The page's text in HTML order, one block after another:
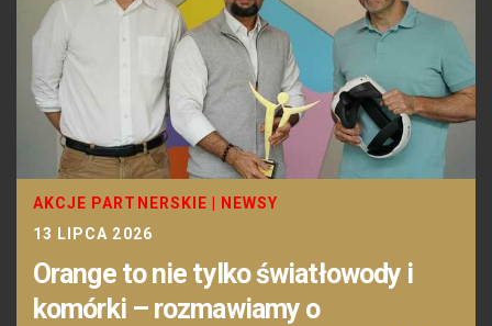
AKCJE PARTNERSKIE
NEWSY
13 LIPCA 2026
Orange to nie tylko światłowody i
komórki – rozmawiamy o